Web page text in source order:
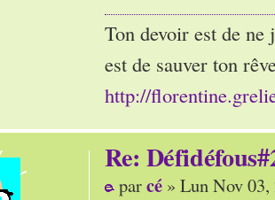
Ton devoir est de
est de sauver ton
http://
Re:
parcé » Lun Nov